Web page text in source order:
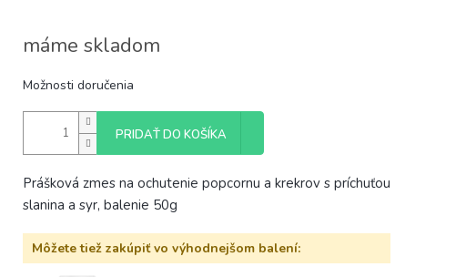
máme skladom
Možnosti doručenia
PRIDAŤ DO KOŠÍKA
Prášková zmes na ochutenie popcornu a krekrov s príchuťou
slanina a syr, balenie 50g
Môžete tiež zakúpiť vo výhodnejšom balení: